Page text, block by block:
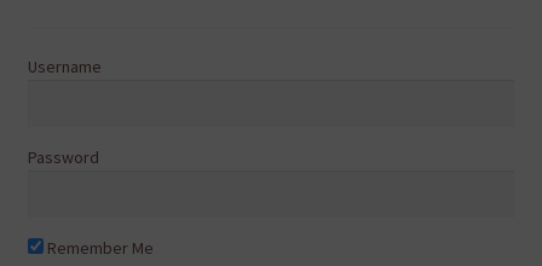
Username
Password
Remember Me